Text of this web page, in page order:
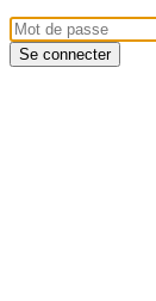
Se connecter